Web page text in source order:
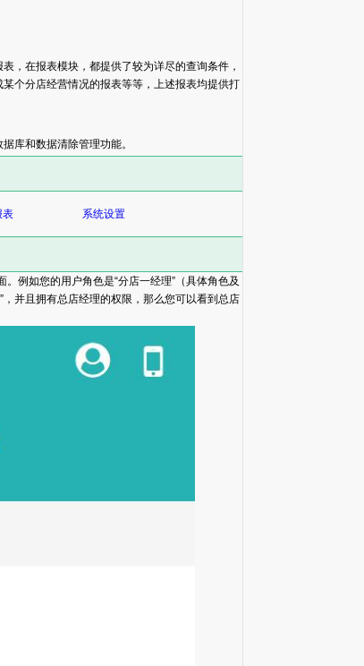
，在报表模块，都提供了较为详尽的查询条件，
个分店经营情况的报表等等，上述报表均提供打
库和数据清除管理功能。
表 系统设置
例如您的用户角色是“分店一经理”（具体角色及
并且拥有总店经理的权限，那么您可以看到总店